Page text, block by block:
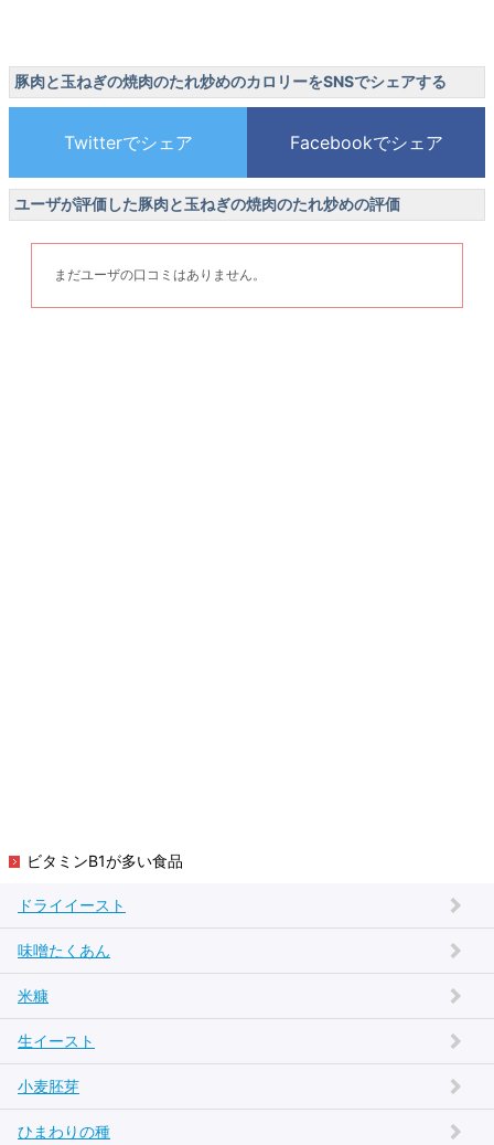
豚肉と玉ねぎの焼肉のたれ炒めのカロリーをSNSでシェアする
ユーザが評価した豚肉と玉ねぎの焼肉のたれ炒めの評価
まだユーザの口コミはありません。
ビタミンB1が多い食品
ドライイースト
味噌たくあん
米糠
生イースト
小麦胚芽
ひまわりの種